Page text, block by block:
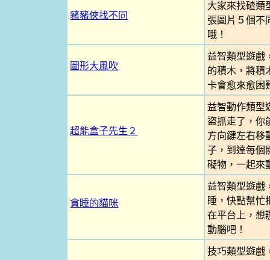
豬豬俠找不同
大家來找碴類
張圖片５個不
哦！
圖形大風吹
益智類型遊戲
的積木，將積
卡會愈來愈困
超能盒子先生２
益智動作類型
盜抓走了，你
方向鍵左右移
子，到達每個
礙物，一起來
貪睡的貓咪
益智類型遊戲
睡，快點幫忙
在平台上，想
動腦吧！
技巧類型遊戲